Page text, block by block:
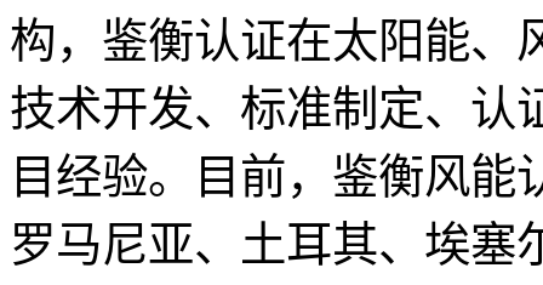
构，鉴衡认证在太阳能、
技术开发、标准制定、认
目经验。目前，鉴衡风
罗马尼亚、土耳其、埃塞